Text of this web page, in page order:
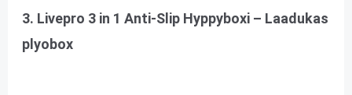
3. Livepro 3 in 1 Anti-Slip Hyppyboxi – Laadukas
plyobox